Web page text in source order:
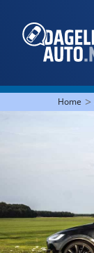
Home >